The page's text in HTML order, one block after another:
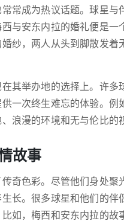
常成为热议话题。球星
与安东内拉的婚礼便是一
纱，两人从头到脚散发
其举办地的选择上。许
一次终生难忘的体验。
浪漫的环境和无与伦比的
故事
奇色彩。尽管他们身处
长。很多球星和他们的
如，梅西和安东内拉的